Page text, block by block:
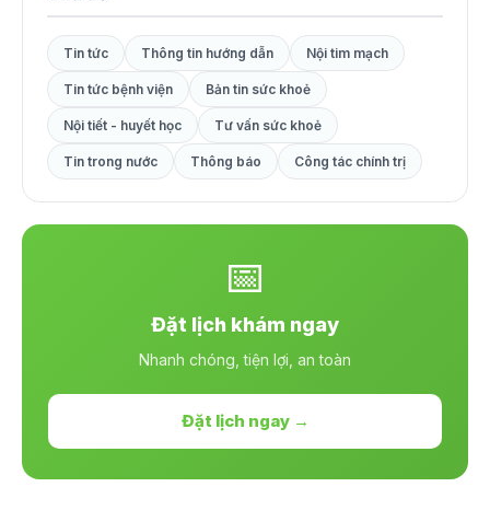
Tin tức Thông tin hướng dẫn Nội tim mạch
Tin tức bệnh viện Bản tin sức khoẻ
Nội tiết - huyết học Tư vấn sức khoẻ
Tin trong nước Thông báo Công tác chính trị
📅
Đặt lịch khám ngay
Nhanh chóng, tiện lợi, an toàn
Đặt lịch ngay →